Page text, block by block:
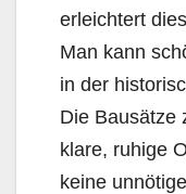
erleichtert
Man kann
in der
Die Bausätze
klare, ruhige
keine